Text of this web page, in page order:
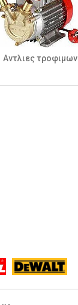
Αντλιες τροφιμων